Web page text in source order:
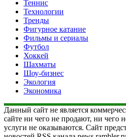
Теннис
Технологии
Тренды
Фигурное катание
Фильмы и сериалы
Футбол
Хоккей
Шахматы
Шоу-бизнес
Экология
Экономика
Данный сайт не является
сайте ни чего не продают, ни чего
услуги не оказываются. Сайт